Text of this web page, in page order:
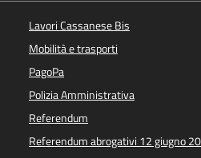
Lavori Cassanese Bis
Mobilità e trasporti
PagoPa
Polizia Amministrativa
Referendum
Referendum abrogativi 12 giugno